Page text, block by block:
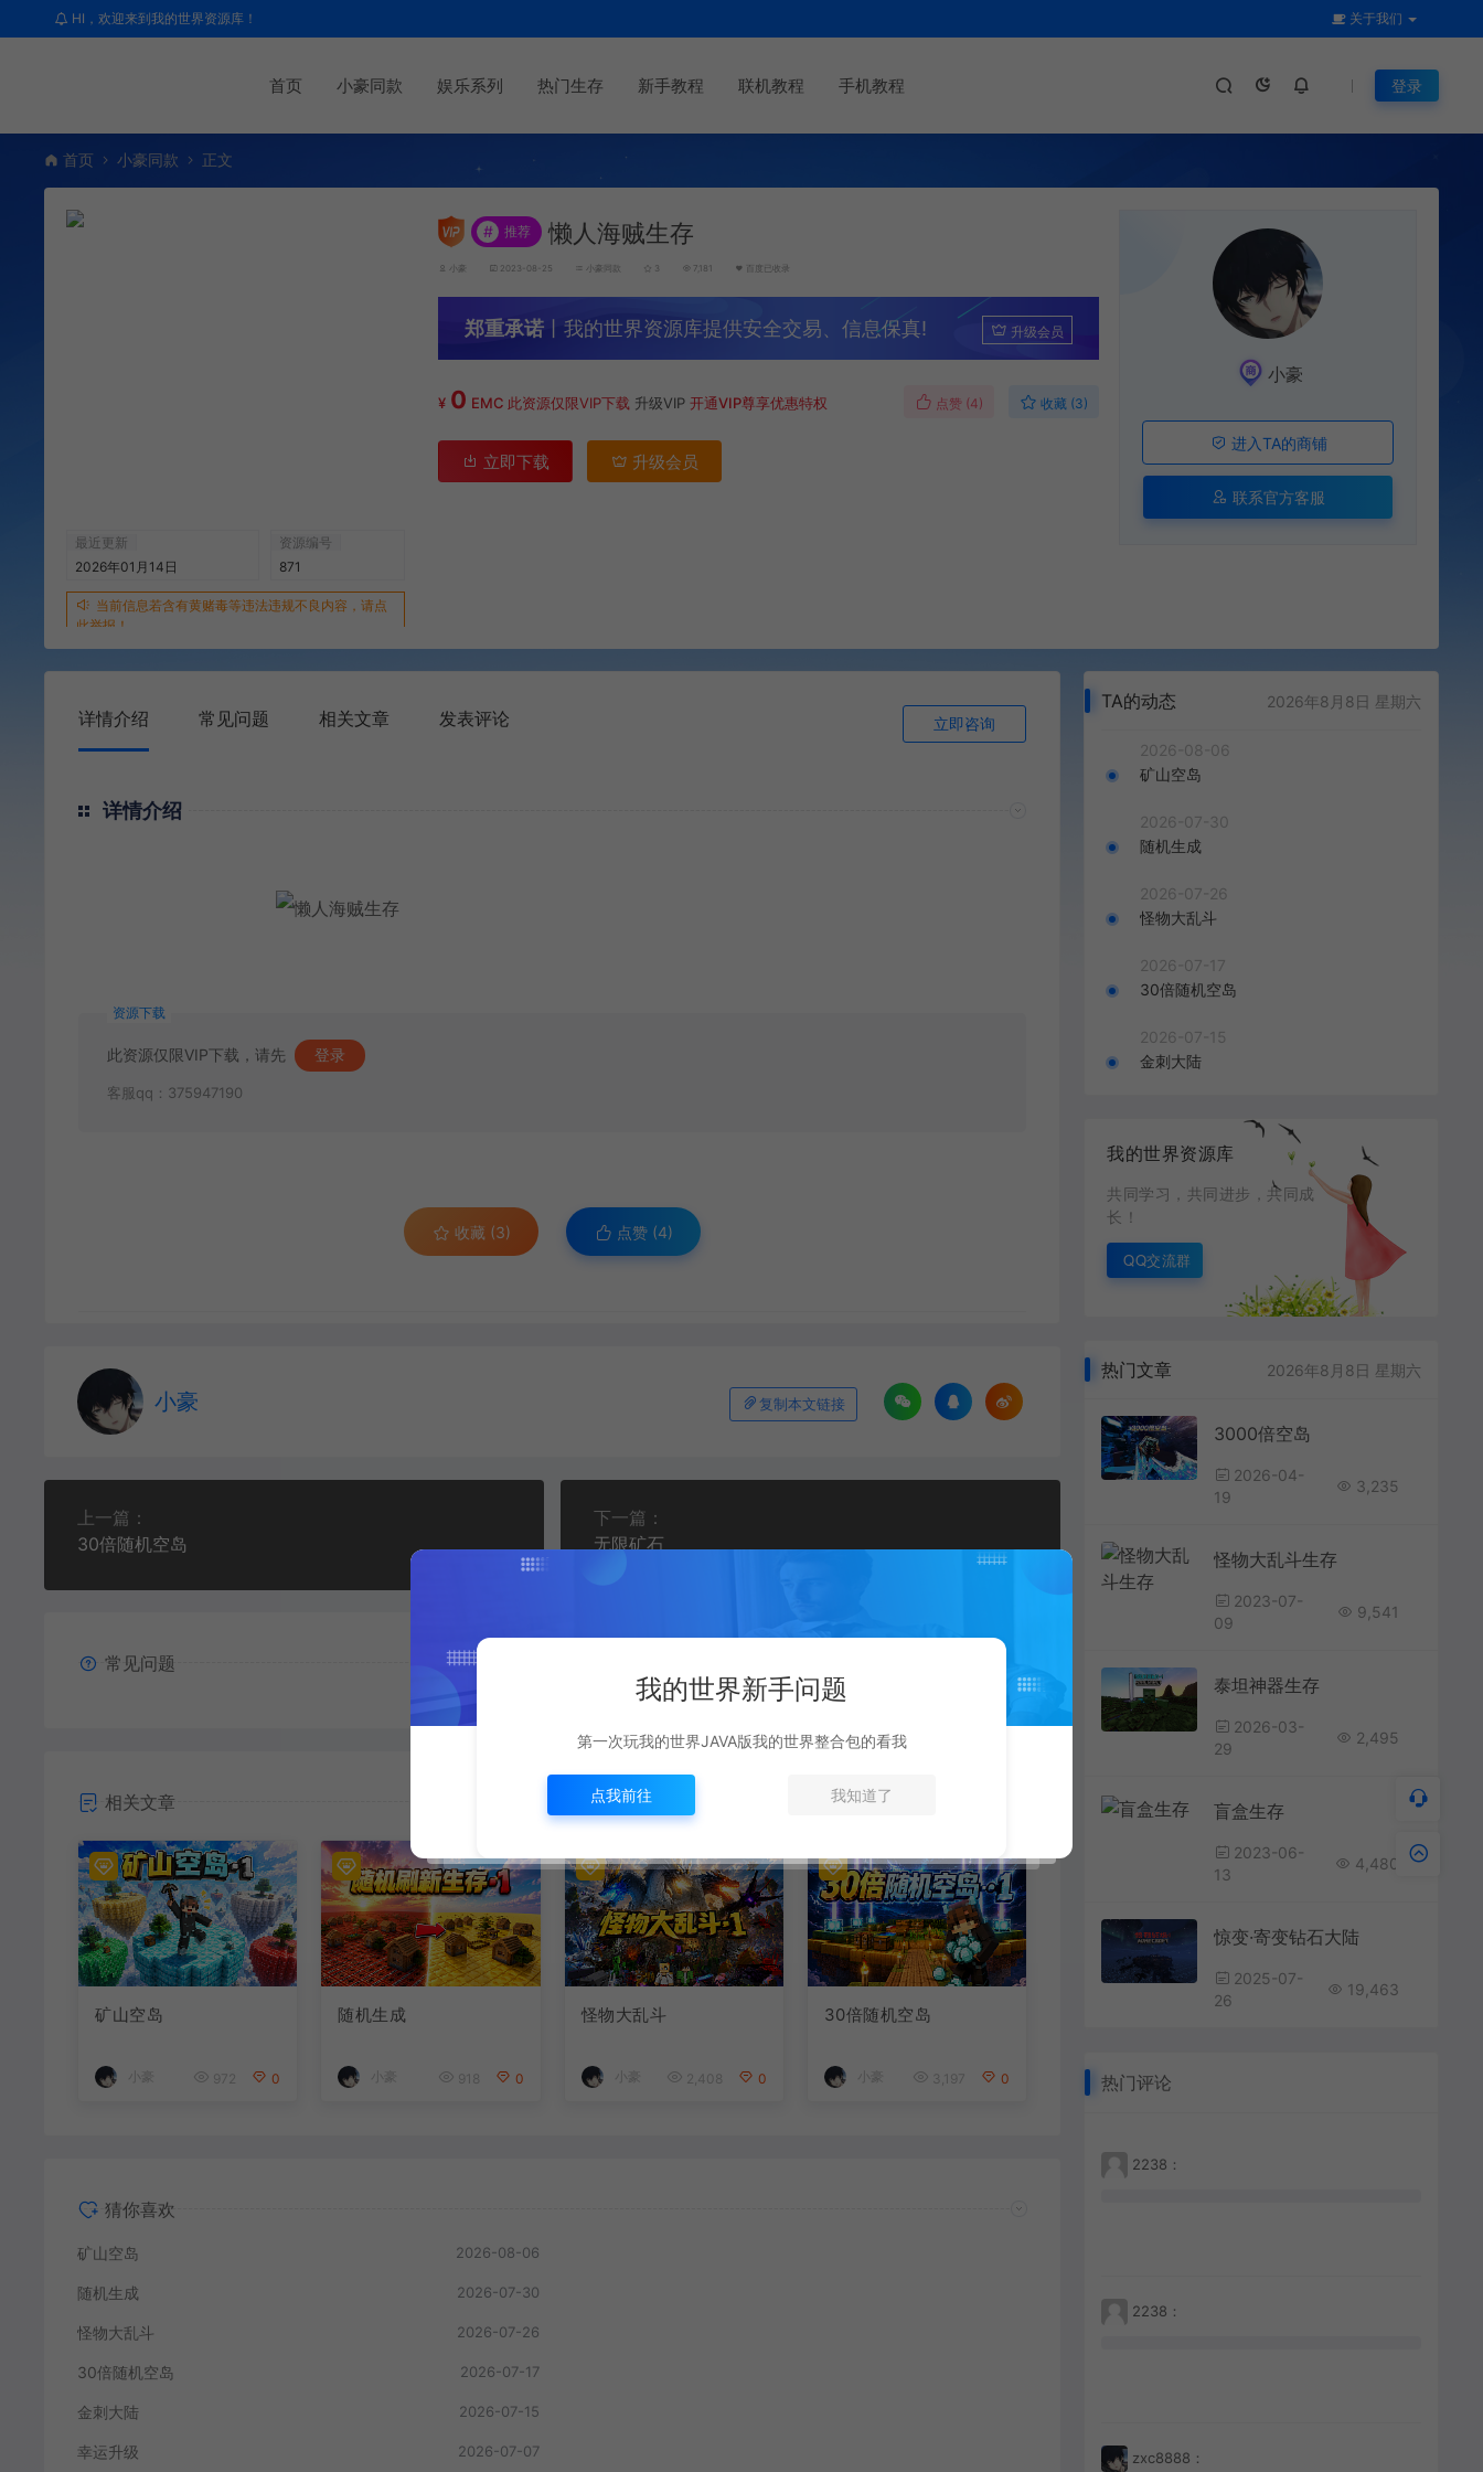
HI，欢迎来到我的世界资源库！ 关于我们
首页 小豪同款 娱乐系列 热门生存 新手教程 联机教程 手机教程 登录
首页 小豪同款 正文
最近更新
2026年01月14日
资源编号
871
当前信息若含有黄赌毒等违法违规不良内容，请点
此举报！
# 推荐 懒人海贼生存
小豪 2023-08-25 小豪同款 3 7,181 百度已收录
郑重承诺 丨我的世界资源库提供安全交易、信息保真! 升级会员
¥ 0 EMC 此资源仅限VIP下载 升级VIP 开通VIP尊享优惠特权 点赞 (4) 收藏 (3)
立即下载 升级会员
小豪
进入TA的商铺
联系官方客服
详情介绍 常见问题 相关文章 发表评论 立即咨询
详情介绍
资源下载
此资源仅限VIP下载，请先 登录
客服qq：375947190
收藏 (3) 点赞 (4)
小豪 复制本文链接
上一篇：
30倍随机空岛
下一篇：
无限矿石
常见问题
相关文章
矿山空岛
小豪 972 0
随机生成
小豪 918 0
怪物大乱斗
小豪 2,408 0
30倍随机空岛
小豪 3,197 0
猜你喜欢
矿山空岛 2026-08-06
随机生成 2026-07-30
怪物大乱斗 2026-07-26
30倍随机空岛 2026-07-17
金刺大陆 2026-07-15
幸运升级 2026-07-07
TA的动态 2026年8月8日 星期六
2026-08-06
矿山空岛
2026-07-30
随机生成
2026-07-26
怪物大乱斗
2026-07-17
30倍随机空岛
2026-07-15
金刺大陆
我的世界资源库
共同学习，共同进步，共同成
长！
QQ交流群
热门文章 2026年8月8日 星期六
3000倍空岛
2026-04-
19
3,235
怪物大乱斗生存
2023-07-
09
9,541
泰坦神器生存
2026-03-
29
2,495
盲盒生存
2023-06-
13
4,480
惊变·寄变钻石大陆
2025-07-
26
19,463
热门评论
2238：
2238：
zxc8888：
我的世界新手问题
第一次玩我的世界JAVA版我的世界整合包的看我
点我前往 我知道了